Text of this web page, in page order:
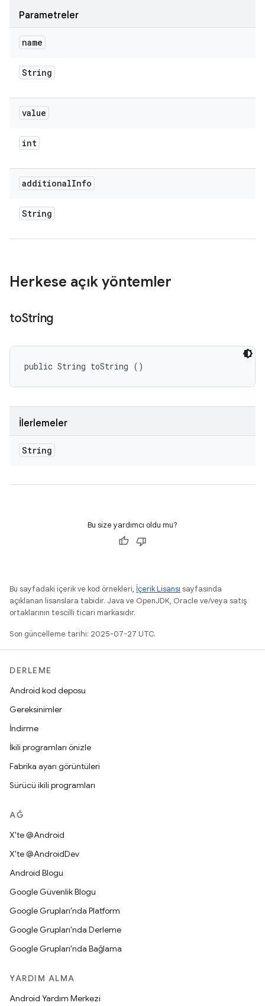
Parametreler
name
String
value
int
additionalInfo
String
Herkese açık yöntemler
toString
public String toString ()
İlerlemeler
String
Bu size yardımcı oldu mu?
Bu sayfadaki içerik ve kod örnekleri, İçerik Lisansı sayfasında
açıklanan lisanslara tabidir. Java ve OpenJDK, Oracle ve/veya satış
ortaklarının tescilli ticari markasıdır.
Son güncelleme tarihi: 2025-07-27 UTC.
DERLEME
Android kod deposu
Gereksinimler
İndirme
İkili programları önizle
Fabrika ayarı görüntüleri
Sürücü ikili programları
AĞ
X'te @Android
X'te @AndroidDev
Android Blogu
Google Güvenlik Blogu
Google Grupları'nda Platform
Google Grupları'nda Derleme
Google Grupları'nda Bağlama
YARDIM ALMA
Android Yardım Merkezi